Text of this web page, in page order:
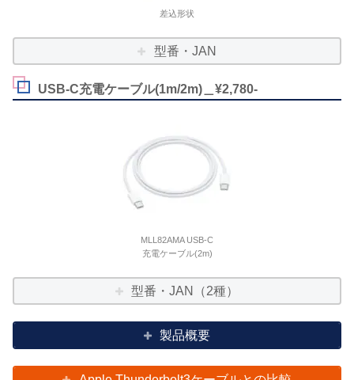
差込形状
型番・JAN
USB-C充電ケーブル(1m/2m)＿¥2,780-
MLL82AMA USB-C
充電ケーブル(2m)
型番・JAN（2種）
製品概要